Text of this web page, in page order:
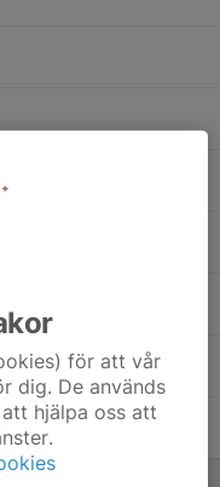
för att vår
dig. De används
hjälpa oss att